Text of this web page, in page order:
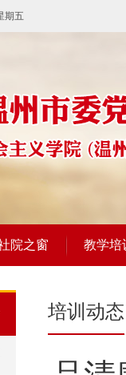
期五
院之窗 教学培
培训动态